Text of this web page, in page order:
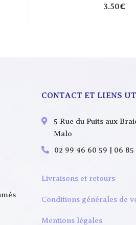
3.50€
CONTACT ET LIENS
5 Rue du Puits aux
Malo
02 99 46 60 59 | 06 85
Livraisons et retours
Conditions générales de
Mentions légales